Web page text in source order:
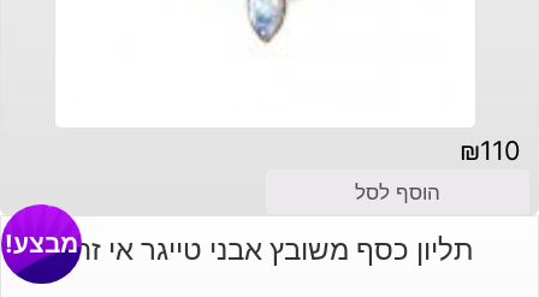
₪110
הוסף לסל
תליון כסף משובץ אבני טייגר אי זהבמבצע!